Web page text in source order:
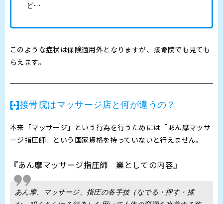
ど…
このような症状は保険適用外となりますが、接骨院でも見ても
らえます。
接骨院はマッサージ店と何が違うの？
本来「マッサージ」という行為を行うためには「あん摩マッサ
ージ指圧師」という国家資格を持っていないと行えません。
『あん摩マッサージ指圧師 業としての内容』
あん摩、マッサージ、指圧の各手技（なでる・押す・揉